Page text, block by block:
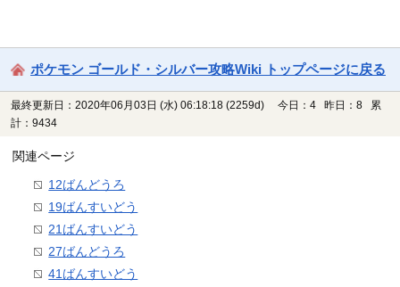
ポケモン ゴールド・シルバー攻略Wiki トップページに戻る
最終更新日：2020年06月03日 (水) 06:18:18 (2259d)
今日：4 昨日：8 累
計：9434
関連ページ
12ばんどうろ
19ばんすいどう
21ばんすいどう
27ばんどうろ
41ばんすいどう